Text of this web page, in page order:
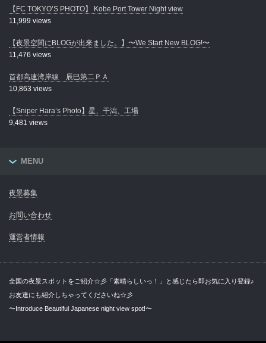
【FC TOKYO’S PHOTO】 Kobe Port Tower Night view
11,999 views
【夜景空間にBLOGが出来ました。】〜We Start New BLOG!〜
11,476 views
首都高速湾岸線 辰巳第二ＰＡ
10,863 views
【Sniper Hara’s Photo】星、干潟、工場
9,481 views
MENU
夜景募集
お問い合わせ
運営者情報
全国の夜景スポットをご紹介☆彡「素晴らしいっ！」と感じたら即お気に入り登録♪
お友達にも紹介しちゃってくださいね☆彡
〜Introduce Beautiful Japanese night view spot!〜